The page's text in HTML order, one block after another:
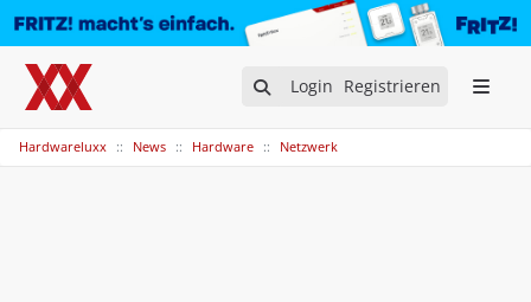
Login Registrieren
Hardwareluxx News Hardware Netzwerk